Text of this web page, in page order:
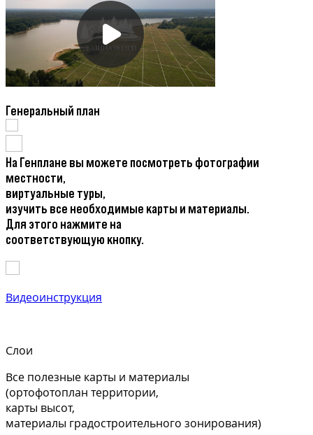
Генеральный план
На Генплане вы можете посмотреть фотографии
местности,
виртуальные туры,
изучить все необходимые карты и материалы.
Для этого нажмите на
соответствующую кнопку.
Видеоинструкция
Слои
Все полезные карты и материалы
(ортофотоплан территории,
карты высот,
материалы градостроительного зонирования)